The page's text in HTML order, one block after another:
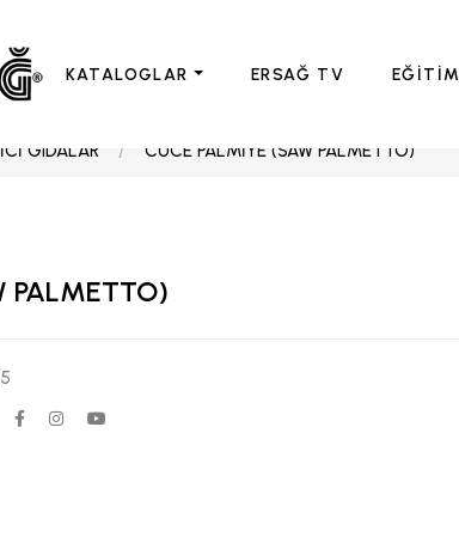
KATALOGLAR ERSAĞ TV EĞİTİM
GIDALAR CÜCE PALMİYE (SAW PALMETTO)
PALMETTO)